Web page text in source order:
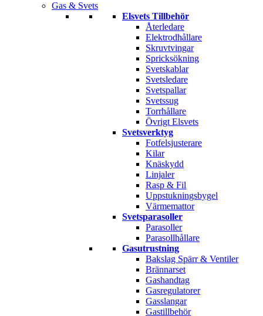
Gas & Svets
Elsvets Tillbehör
Återledare
Elektrodhållare
Skruvtvingar
Spricksökning
Svetskablar
Svetsledare
Svetspallar
Svetssug
Torrhållare
Övrigt Elsvets
Svetsverktyg
Fotfelsjusterare
Kilar
Knäskydd
Linjaler
Rasp & Fil
Uppstukningsbygel
Värmemattor
Svetsparasoller
Parasoller
Parasollhållare
Gasutrustning
Bakslag Spärr & Ventiler
Brännarset
Gashandtag
Gasregulatorer
Gasslangar
Gastillbehör